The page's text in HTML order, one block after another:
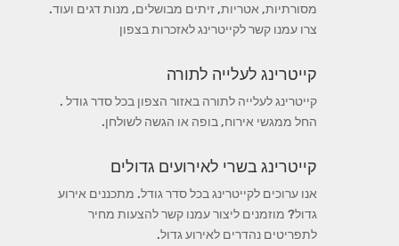
מסורתיות, אטריות, זיתים מבושלים, מנות דגים ועוד.
צרו עמנו קשר לקייטרינג לאזכרות בצפון
קייטרינג לעלייה לתורה
קייטרינג לעלייה לתורה באזור הצפון בכל סדר גודל .
החל ממגשי אירוח, בופה או הגשה לשולחן.
קייטרינג בשרי לאירועים גדולים
אנו ערוכים לקייטרינג בכל סדר גודל. מתכננים אירוע
גדול? מוזמנים ליצור עמנו קשר להצעות מחיר
לתפריטים נהדרים לאירוע גדול.